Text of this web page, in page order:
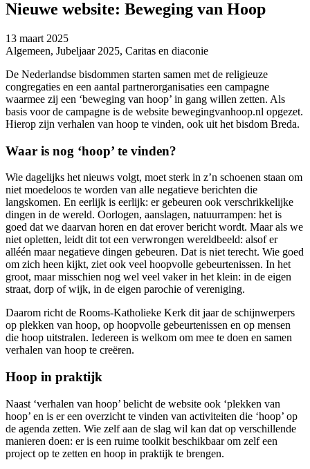
Nieuwe website: Beweging van Hoop
13 maart 2025
Algemeen, Jubeljaar 2025, Caritas en diaconie
De Nederlandse bisdommen starten samen met de religieuze
congregaties en een aantal partnerorganisaties een campagne
waarmee zij een ‘beweging van hoop’ in gang willen zetten. Als
basis voor de campagne is de website bewegingvanhoop.nl opgezet.
Hierop zijn verhalen van hoop te vinden, ook uit het bisdom Breda.
Waar is nog ‘hoop’ te vinden?
Wie dagelijks het nieuws volgt, moet sterk in z’n schoenen staan om
niet moedeloos te worden van alle negatieve berichten die
langskomen. En eerlijk is eerlijk: er gebeuren ook verschrikkelijke
dingen in de wereld. Oorlogen, aanslagen, natuurrampen: het is
goed dat we daarvan horen en dat erover bericht wordt. Maar als we
niet opletten, leidt dit tot een verwrongen wereldbeeld: alsof er
alléén maar negatieve dingen gebeuren. Dat is niet terecht. Wie goed
om zich heen kijkt, ziet ook veel hoopvolle gebeurtenissen. In het
groot, maar misschien nog wel veel vaker in het klein: in de eigen
straat, dorp of wijk, in de eigen parochie of vereniging.
Daarom richt de Rooms-Katholieke Kerk dit jaar de schijnwerpers
op plekken van hoop, op hoopvolle gebeurtenissen en op mensen
die hoop uitstralen. Iedereen is welkom om mee te doen en samen
verhalen van hoop te creëren.
Hoop in praktijk
Naast ‘verhalen van hoop’ belicht de website ook ‘plekken van
hoop’ en is er een overzicht te vinden van activiteiten die ‘hoop’ op
de agenda zetten. Wie zelf aan de slag wil kan dat op verschillende
manieren doen: er is een ruime toolkit beschikbaar om zelf een
project op te zetten en hoop in praktijk te brengen.